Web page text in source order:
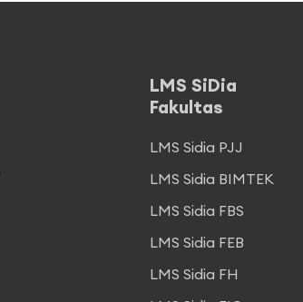
LMS SiDia
Fakultas
LMS Sidia PJJ
LMS Sidia BIMTEK
LMS Sidia FBS
LMS Sidia FEB
LMS Sidia FH